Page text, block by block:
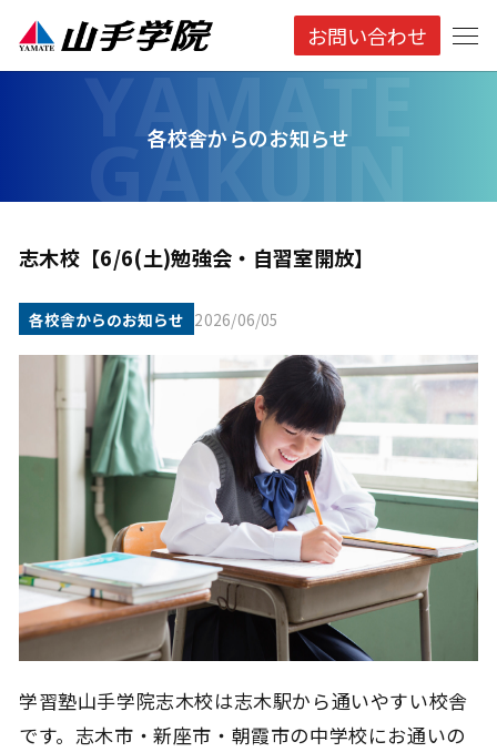
お問い合わせ
各校舎からのお知らせ
志木校【6/6(土)勉強会・自習室開放】
各校舎からのお知らせ 2026/06/05
学習塾山手学院志木校は志木駅から通いやすい校舎
です。志木市・新座市・朝霞市の中学校にお通いの